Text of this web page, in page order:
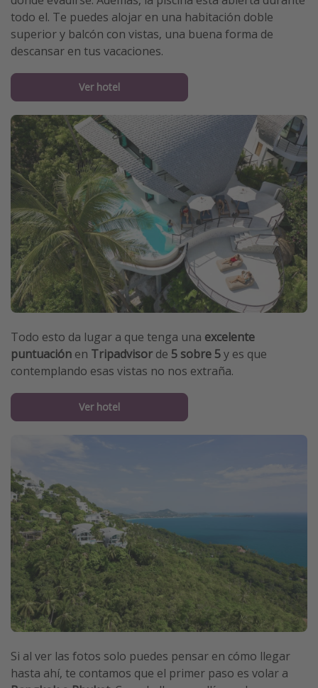
todo el. Te puedes alojar en una habitación doble
superior y balcón con vistas, una buena forma de
descansar en tus vacaciones.
Ver hotel
Todo esto da lugar a que tenga una excelente
puntuación en Tripadvisor de 5 sobre 5y es que
contemplando esas vistas no nos extraña.
Ver hotel
Si al ver las fotos solo puedes pensar en cómo llegar
hasta ahí, te contamos que el primer paso es volar a